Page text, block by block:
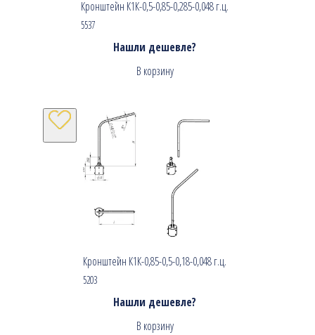
Кронштейн К1К-0,5-0,85-0,285-0,048 г.ц.
5537
Нашли дешевле?
В корзину
Кронштейн К1К-0,85-0,5-0,18-0,048 г.ц.
5203
Нашли дешевле?
В корзину